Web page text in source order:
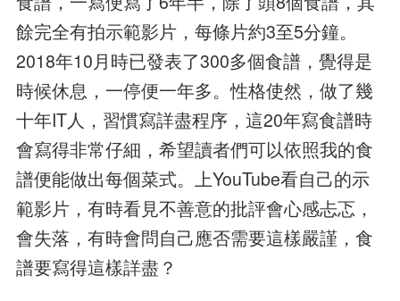
餘完全有拍示範影片，每條片約3至5分鐘。
2018年10月時已發表了300多個食譜，覺得是
時候休息，一停便一年多。性格使然，做了幾
十年IT人，習慣寫詳盡程序，這20年寫食譜時
會寫得非常仔細，希望讀者們可以依照我的食
譜便能做出每個菜式。上YouTube看自己的示
範影片，有時看見不善意的批評會心感忐忑，
會失落，有時會問自己應否需要這樣嚴謹，食
譜要寫得這樣詳盡？